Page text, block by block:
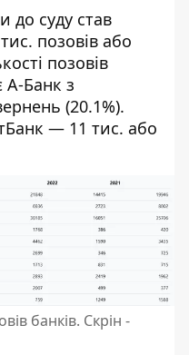
до суду став
позовів або
позовів
А-Банк з
(20.1%).
— 11 тис. або
банків. Скрін -